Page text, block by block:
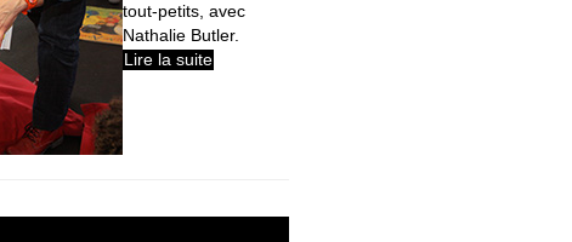
tout-petits, avec
Nathalie Butler.
Lire la suite